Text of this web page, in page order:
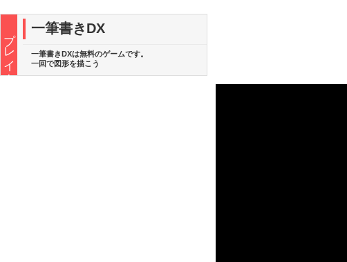
プレイ中 一筆書きDX
一筆書きDXは無料のゲームです。
一回で図形を描こう